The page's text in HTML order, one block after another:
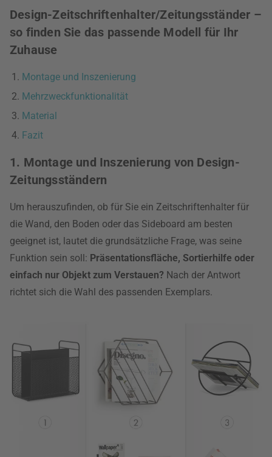
Design-Zeitschriftenhalter/Zeitungsständer –
so finden Sie das passende Modell für Ihr
Zuhause
Montage und Inszenierung
Mehrzweckfunktionalität
Material
Fazit
1. Montage und Inszenierung von Design-
Zeitungsständern
Um herauszufinden, ob für Sie ein Zeitschriftenhalter für
die Wand, den Boden oder das Sideboard am besten
geeignet ist, lautet die grundsätzliche Frage, was seine
Funktion sein soll: Präsentationsfläche, Sortierhilfe oder
einfach nur Objekt zum Verstauen? Nach der Antwort
richtet sich die Wahl des passenden Exemplars.